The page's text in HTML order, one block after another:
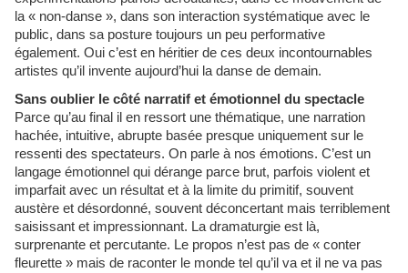
la « non-danse », dans son interaction systématique avec le
public, dans sa posture toujours un peu performative
également. Oui c’est en héritier de ces deux incontournables
artistes qu’il invente aujourd’hui la danse de demain.
Sans oublier le côté narratif et émotionnel du spectacle
Parce qu’au final il en ressort une thématique, une narration
hachée, intuitive, abrupte basée presque uniquement sur le
ressenti des spectateurs. On parle à nos émotions. C’est un
langage émotionnel qui dérange parce brut, parfois violent et
imparfait avec un résultat et à la limite du primitif, souvent
austère et désordonné, souvent déconcertant mais terriblement
saisissant et impressionnant. La dramaturgie est là,
surprenante et percutante. Le propos n’est pas de « conter
fleurette » mais de raconter le monde tel qu’il va et il ne va pas